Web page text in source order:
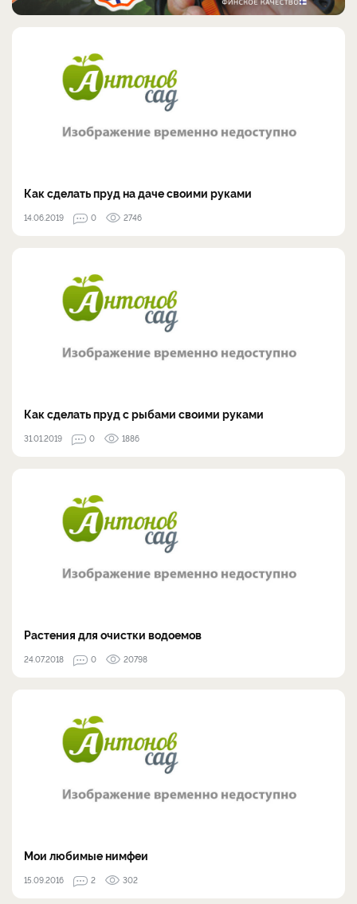
Как сделать пруд на даче своими руками
14.06.2019 0 2746
Как сделать пруд с рыбами своими руками
31.01.2019 0 1886
Растения для очистки водоемов
24.07.2018 0 20798
Мои любимые нимфеи
15.09.2016 2 302